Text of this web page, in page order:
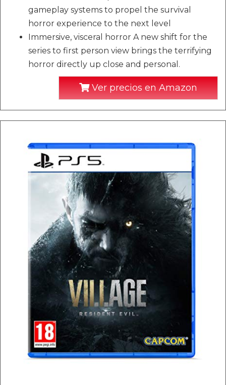
gameplay systems to propel the survival
horror experience to the next level
Immersive, visceral horror A new shift for the
series to first person view brings the terrifying
horror directly up close and personal.
Ver precios en Amazon